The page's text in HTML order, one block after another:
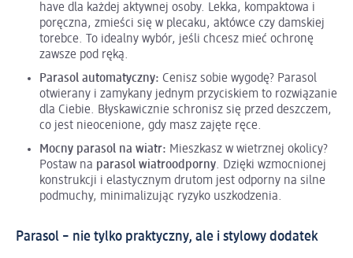
have dla każdej aktywnej osoby. Lekka, kompaktowa i
poręczna, zmieści się w plecaku, aktówce czy damskiej
torebce. To idealny wybór, jeśli chcesz mieć ochronę
zawsze pod ręką.
Parasol automatyczny: Cenisz sobie wygodę? Parasol
otwierany i zamykany jednym przyciskiem to rozwiązanie
dla Ciebie. Błyskawicznie schronisz się przed deszczem,
co jest nieocenione, gdy masz zajęte ręce.
Mocny parasol na wiatr: Mieszkasz w wietrznej okolicy?
Postaw na parasol wiatroodporny. Dzięki wzmocnionej
konstrukcji i elastycznym drutom jest odporny na silne
podmuchy, minimalizując ryzyko uszkodzenia.
Parasol – nie tylko praktyczny, ale i stylowy dodatek